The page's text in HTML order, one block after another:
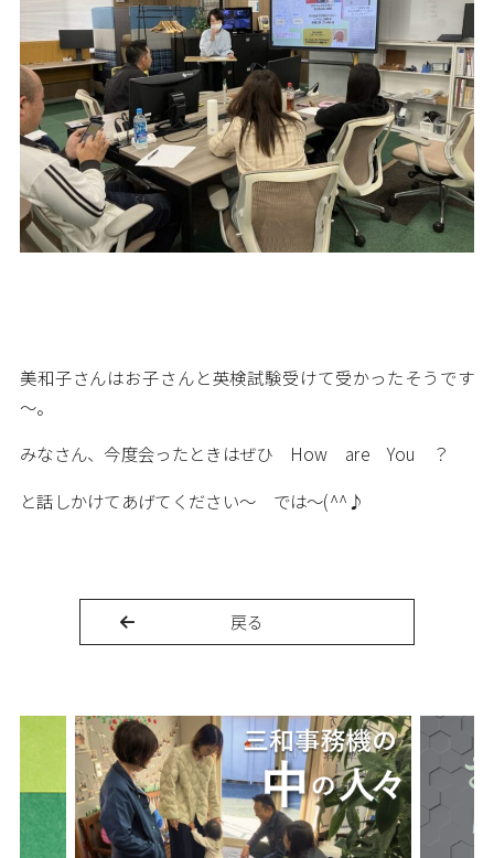
美和子さんはお子さんと英検試験受けて受かったそうです
～。
みなさん、今度会ったときはぜひ How are You ？
と話しかけてあげてください～ では～(^^♪
戻る